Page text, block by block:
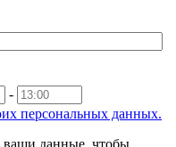
-
персональных данных.
данные, чтобы